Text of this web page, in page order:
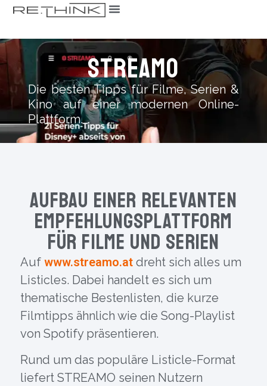
STREAMO
Die besten Tipps für Filme, Serien &
Kino auf einer modernen Online-
Plattform.
Aufbau einer relevanten
Empfehlungsplattform
für Filme und Serien
Aufwww.streamo.at dreht sich alles um
Listicles. Dabei handelt es sich um
thematische Bestenlisten, die kurze
Filmtipps ähnlich wie die Song-Playlist
von Spotify präsentieren.
Rund um das populäre Listicle-Format
liefert STREAMO seinen Nutzern